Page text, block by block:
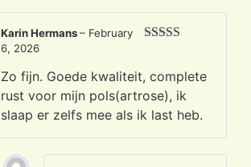
Karin Hermans– February
6, 2026
Zo fijn. Goede kwaliteit, complete
rust voor mijn pols(artrose), ik
slaap er zelfs mee als ik last heb.